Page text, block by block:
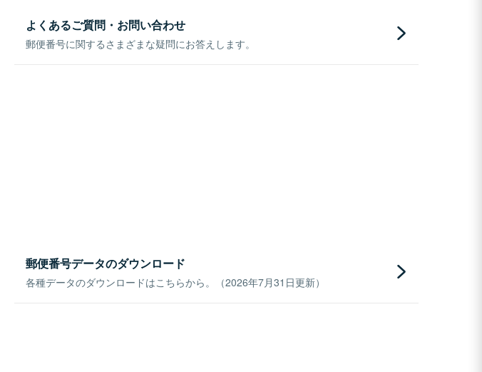
よくあるご質問・お問い合わせ
郵便番号に関するさまざまな疑問にお答えします。
郵便番号データのダウンロード
各種データのダウンロードはこちらから。（2026年7月31日更新）